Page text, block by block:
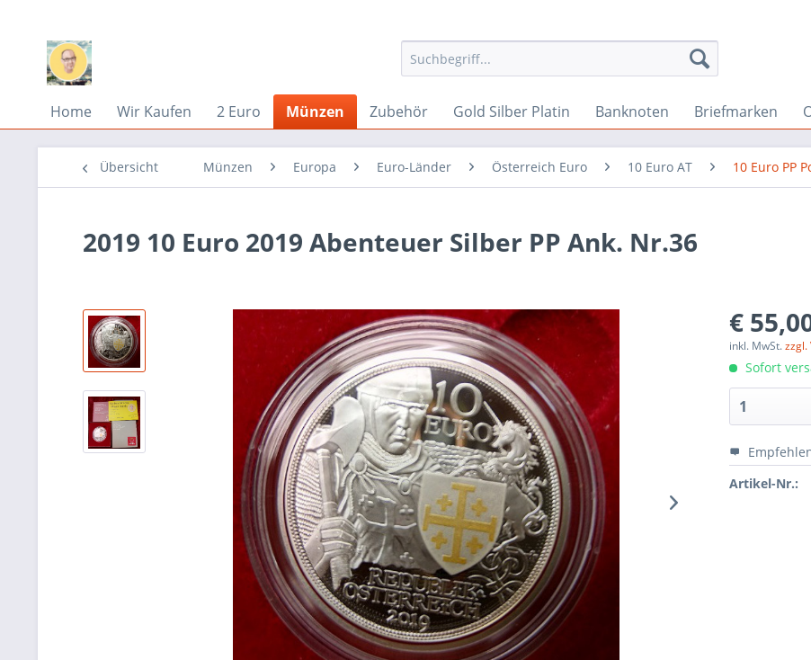
Home Wir Kaufen 2 Euro Münzen Zubehör Gold Silber Platin Banknoten Briefmarken
Übersicht Münzen Europa Euro-Länder Österreich Euro 10 Euro AT 10 Euro PP
2019 10 Euro 2019 Abenteuer Silber PP Ank. Nr.36
€
inkl. MwSt.zzgl.
Sofort
Artikel-Nr.: